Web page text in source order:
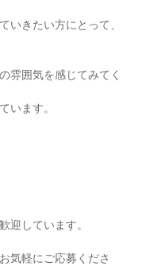
いきたい方にとって、
雰囲気を感じてみてく
います。
迎しています。
気軽にご応募くださ